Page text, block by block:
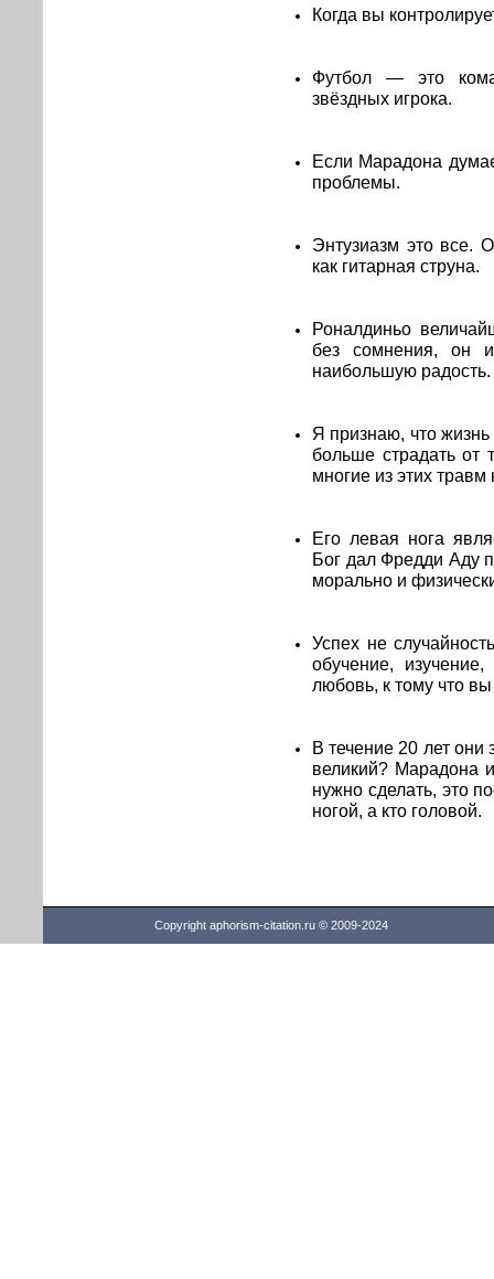
Когда вы
Футбол — это
звёздных игрока.
Если Марадона
проблемы.
Энтузиазм это все.
как гитарная струна.
Роналдиньо
без сомнения, он
наибольшую радость.
Я признаю, что жизнь
больше страдать от
многие из этих
Его левая нога
Бог дал Фредди Аду
морально и
Успех не
обучение,
любовь, к тому что
В течение 20 лет
великий? Марадона
нужно сделать, это
ногой, а кто головой.
Copyright aphorism-citation.ru © 2009-2024